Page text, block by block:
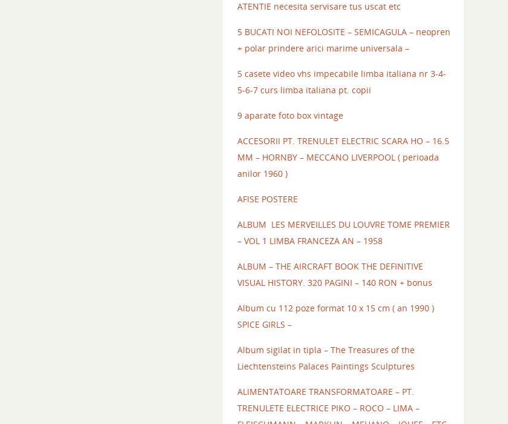
ATENTIE necesita servisare tus uscat etc
5 BUCATI NOI NEFOLOSITE – SEMICAGULA – neopren
+ polar prindere arici marime universala –
5 casete video vhs impecabile limba italiana nr 3-4-
5-6-7 curs limba italiana pt. copii
9 aparate foto box vintage
ACCESORII PT. TRENULET ELECTRIC SCARA HO – 16.5
MM – HORNBY – MECCANO LIVERPOOL ( perioada
anilor 1960 )
AFISE POSTERE
ALBUM LES MERVEILLES DU LOUVRE TOME PREMIER
– VOL 1 LIMBA FRANCEZA AN – 1958
ALBUM – THE AIRCRAFT BOOK THE DEFINITIVE
VISUAL HISTORY. 320 PAGINI – 140 RON + bonus
Album cu 112 poze format 10 x 15 cm ( an 1990 )
SPICE GIRLS –
Album sigilat in tipla – The Treasures of the
Liechtensteins Palaces Paintings Sculptures
ALIMENTATOARE TRANSFORMATOARE – PT.
TRENULETE ELECTRICE PIKO – ROCO – LIMA –